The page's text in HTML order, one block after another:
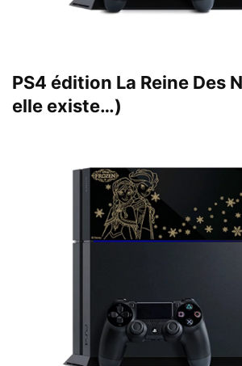
PS4 édition La Reine Des
elle existe…)